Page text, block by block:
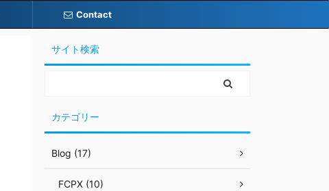
Contact
サイト検索
カテゴリー
Blog (17)
FCPX (10)